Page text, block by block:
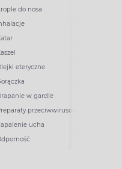
do nosa
eteryczne
w gardle
przeciwwirusowe
ucha